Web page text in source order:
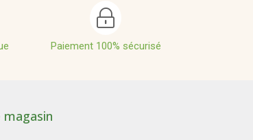
Paiement 100% sécurisé